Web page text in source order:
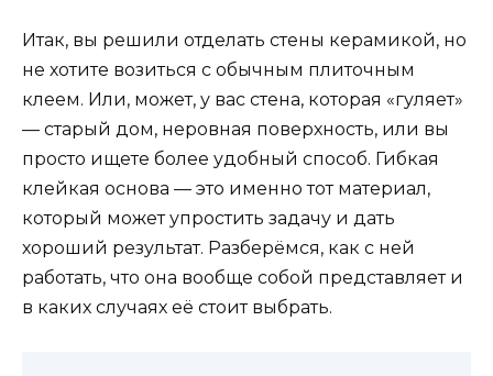
Итак, вы решили отделать стены керамикой, но
не хотите возиться с обычным плиточным
клеем. Или, может, у вас стена, которая «гуляет»
— старый дом, неровная поверхность, или вы
просто ищете более удобный способ. Гибкая
клейкая основа — это именно тот материал,
который может упростить задачу и дать
хороший результат. Разберёмся, как с ней
работать, что она вообще собой представляет и
в каких случаях её стоит выбрать.